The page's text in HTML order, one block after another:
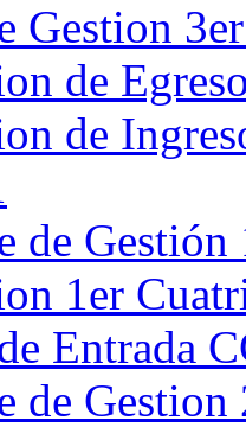
Gestion
de
de
de Gestión
1er
Entrada
de Gestion